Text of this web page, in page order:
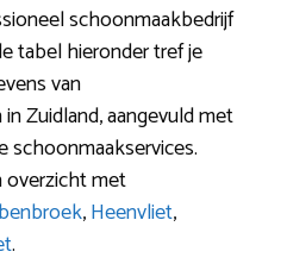
schoonmaakbedrijf
tabel hieronder tref je
van
Zuidland, aangevuld met
schoonmaakservices.
overzicht met
,Heenvliet,
.